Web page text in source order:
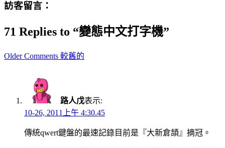
訪客留言：
71 Replies to “變態中文打字機”
Comment
Older Comments 較舊的
路人戊表示:
10-26, 2011上午 4:30.45
傳統qwert鍵盤的最速記錄目前是『大新倉頡』摘冠。